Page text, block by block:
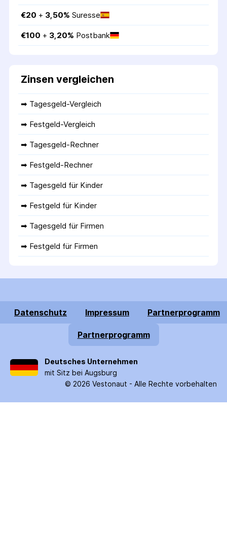
€20 + 3,50% Suresse
€100 + 3,20% Postbank
Zinsen vergleichen
➡ Tagesgeld-Vergleich
➡ Festgeld-Vergleich
➡ Tagesgeld-Rechner
➡ Festgeld-Rechner
➡ Tagesgeld für Kinder
➡ Festgeld für Kinder
➡ Tagesgeld für Firmen
➡ Festgeld für Firmen
Datenschutz Impressum Partnerprogramm
Partnerprogramm
Deutsches Unternehmen
mit Sitz bei Augsburg
© 2026 Vestonaut - Alle Rechte vorbehalten